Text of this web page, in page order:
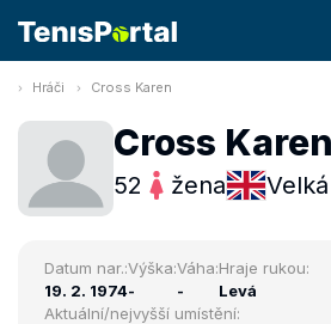
Hráči Cross Karen
Cross Karen
52 žena
Datum nar.:
19. 2. 1974
Výška:
-
Váha:
-
Hraje rukou:
Levá
Aktuální/nejvyšší umístění: